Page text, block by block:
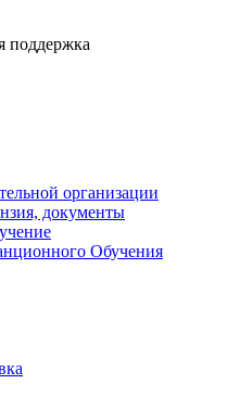
поддержка
организации
документы
Обучения